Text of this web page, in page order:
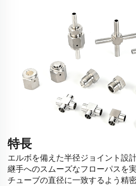
特長
エルボを備えた半径ジョイント設
継手へのスムーズなフローパスを
チューブの直径に一致するよう精